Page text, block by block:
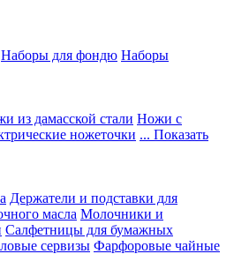
Наборы для фондю Наборы
из дамасской стали Ножи с
ножеточки ... Показать
Держатели и подставки для
масла Молочники и
Салфетницы для бумажных
сервизы Фарфоровые чайные